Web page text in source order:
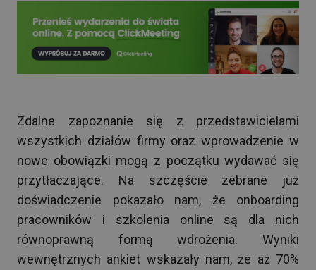
Zdalne zapoznanie się z przedstawicielami
wszystkich działów firmy oraz wprowadzenie w
nowe obowiązki mogą z początku wydawać się
przytłaczające. Na szczęście zebrane już
doświadczenie pokazało nam, że onboarding
pracowników i szkolenia online są dla nich
równoprawną formą wdrożenia. Wyniki
wewnętrznych ankiet wskazały nam, że aż 70%